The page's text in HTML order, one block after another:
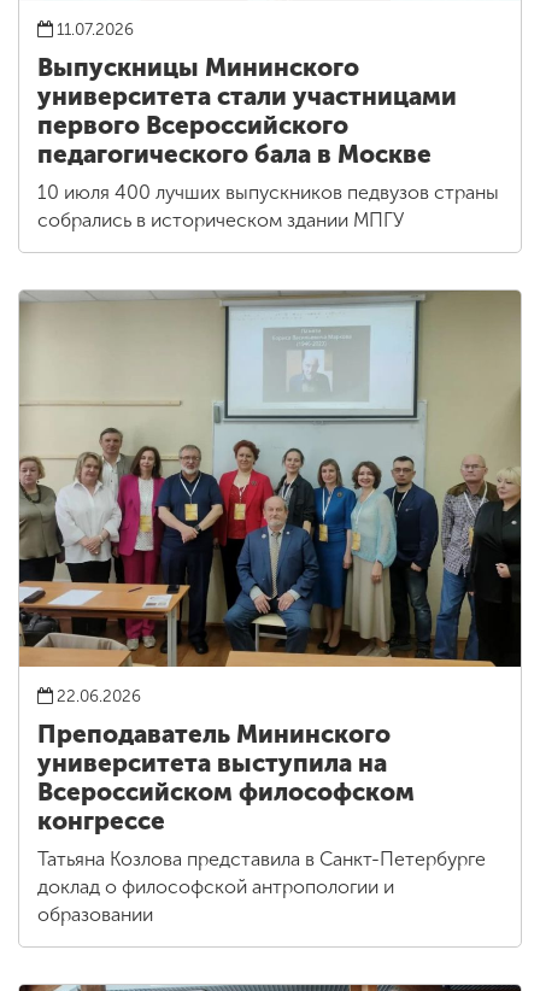
11.07.2026
Выпускницы Мининского
университета стали участницами
первого Всероссийского
педагогического бала в Москве
10 июля 400 лучших выпускников педвузов страны
собрались в историческом здании МПГУ
22.06.2026
Преподаватель Мининского
университета выступила на
Всероссийском философском
конгрессе
Татьяна Козлова представила в Санкт-Петербурге
доклад о философской антропологии и
образовании